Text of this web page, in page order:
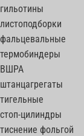
гильотины
листоподборки
фальцевальные
термобиндеры
ВШРА
штанцагрегаты
тигельные
стоп-цилиндры
тиснение фольгой